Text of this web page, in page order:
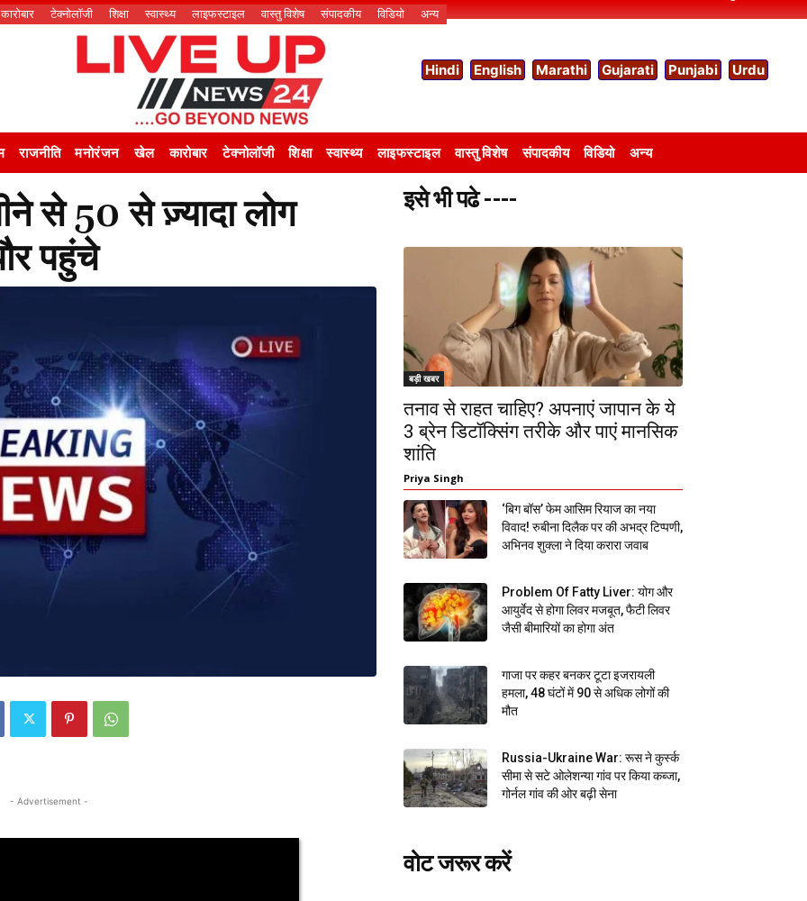
कारोबार टेक्नोलॉजी शिक्षा स्वास्थ्य लाइफस्टाइल वास्तु विशेष संपादकीय विडियो अन्य
Hindi English Marathi Gujarati Punjabi Urdu
राजनीति मनोरंजन खेल कारोबार टेक्नोलॉजी शिक्षा स्वास्थ्य लाइफस्टाइल वास्तु विशेष संपादकीय विडियो अन्य
से 50 से ज़्यादा लोग
पहुंचे
- Advertisement -
इसे भी पढे ----
बड़ी खबर
तनाव से राहत चाहिए? अपनाएं जापान के ये
3 ब्रेन डिटॉक्सिंग तरीके और पाएं मानसिक
शांति
Priya Singh
‘बिग बॉस’ फेम आसिम रियाज का नया
विवाद! रुबीना दिलैक पर की अभद्र टिप्पणी,
अभिनव शुक्ला ने दिया करारा जवाब
Problem Of Fatty Liver: योग और
आयुर्वेद से होगा लिवर मजबूत, फैटी लिवर
जैसी बीमारियों का होगा अंत
गाजा पर कहर बनकर टूटा इजरायली
हमला, 48 घंटों में 90 से अधिक लोगों की
मौत
Russia-Ukraine War: रूस ने कुर्स्क
सीमा से सटे ओलेशन्या गांव पर किया कब्जा,
गोर्नल गांव की ओर बढ़ी सेना
वोट जरूर करें